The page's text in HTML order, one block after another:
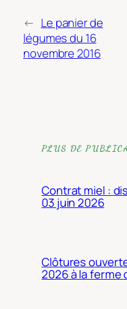
← Le panier de
légumes du 16
novembre 2016
PLUS DE
Contrat miel :
03 juin 2026
Clôtures
2026 à la ferme